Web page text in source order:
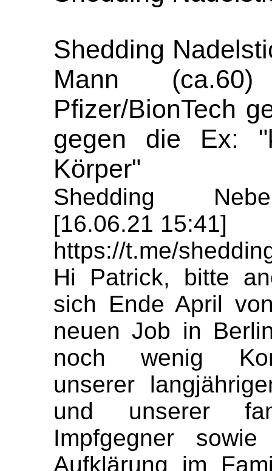
Shedding
Mann
Pfizer/BionTech
gegen die Ex:
Körper"
Shedding
[16.06.21 15:41]
https://t.me/
Hi Patrick, bitte
sich Ende April
neuen Job in
noch wenig
unserer
und unserer
Impfgegner
Aufklärung im